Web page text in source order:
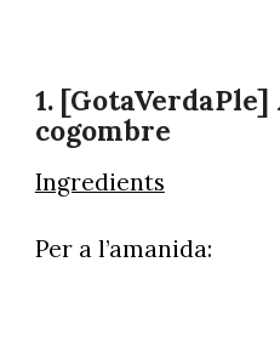
1.
cogombre
Ingredients
Per a l’amanida: